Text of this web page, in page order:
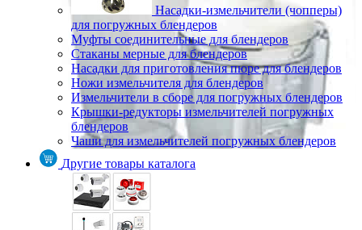
Насадки-измельчители (чопперы)
для погружных блендеров
Муфты соединительные для блендеров
Стаканы мерные для блендеров
Насадки для приготовления пюре для блендеров
Ножи измельчителя для блендеров
Измельчители в сборе для погружных блендеров
Крышки-редукторы измельчителей погружных
блендеров
Чаши для измельчителей погружных блендеров
Другие товары каталога